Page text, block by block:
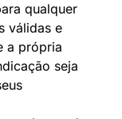
qualquer
válidas e
a própria
seja